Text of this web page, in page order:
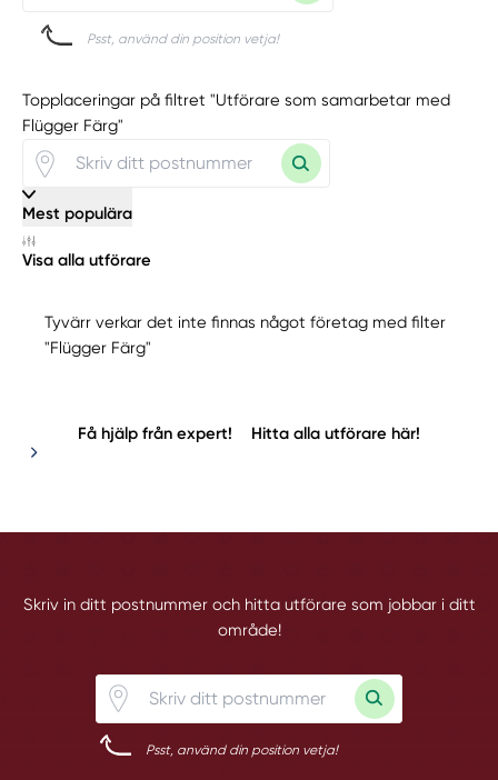
Psst, använd din position vetja!
Topplaceringar på filtret "Utförare som samarbetar med
Flügger Färg"
Mest populära
Visa alla utförare
Tyvärr verkar det inte finnas något företag med filter
"Flügger Färg"
Få hjälp från expert! Hitta alla utförare här!
Skriv in ditt postnummer och hitta utförare som jobbar i ditt
område!
Psst, använd din position vetja!